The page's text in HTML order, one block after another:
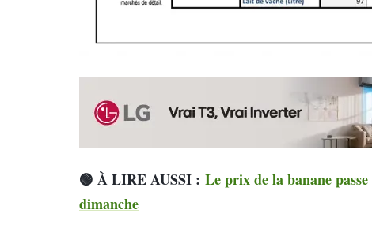
🟢 À LIRE AUSSI : Le prix de la banane
dimanche